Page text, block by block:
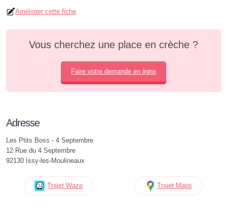
Améliorer cette fiche
Vous cherchez une place en crèche ?
Faire votre demande en ligne
Adresse
Les Ptits Boss - 4 Septembre
12 Rue du 4 Septembre
92130 Issy-les-Moulineaux
Trajet Waze Trajet Maps